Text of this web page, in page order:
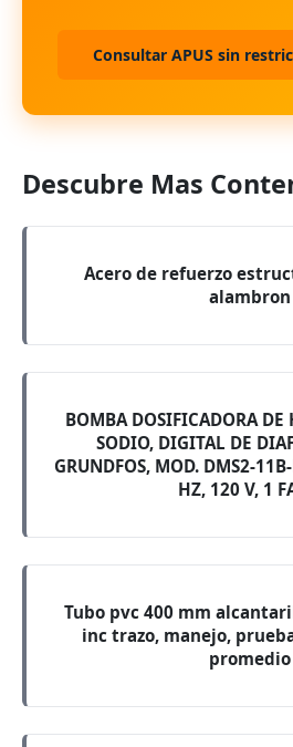
Consultar APUS sin
Descubre Mas
Acero de refuerzo
alambron
BOMBA DOSIFICADORA
SODIO, DIGITAL DE
GRUNDFOS, MOD. DMS2-
HZ, 120 V, 1
Tubo pvc 400 mm
inc trazo, manejo,
promedio